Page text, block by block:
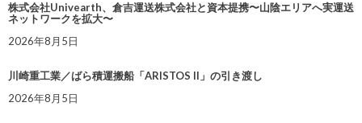
株式会社Univearth、倉吉運送株式会社と資本提携〜山陰エリアへ実運送
ネットワークを拡大〜
2026年8月5日
川崎重工業／ばら積運搬船「ARISTOS II」の引き渡し
2026年8月5日